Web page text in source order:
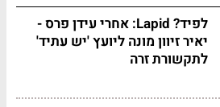
לפיד? Lapid: אחרי עידן פרס -
יאיר זיוון מונה ליועץ 'יש עתיד'
לתקשורת זרה